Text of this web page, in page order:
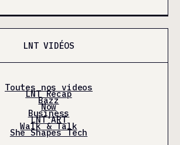
LNT VIDÉOS
Toutes nos videos
LNT Récap
Bazz
Now
Business
LNT'ART
Walk & Talk
She Shapes Tech